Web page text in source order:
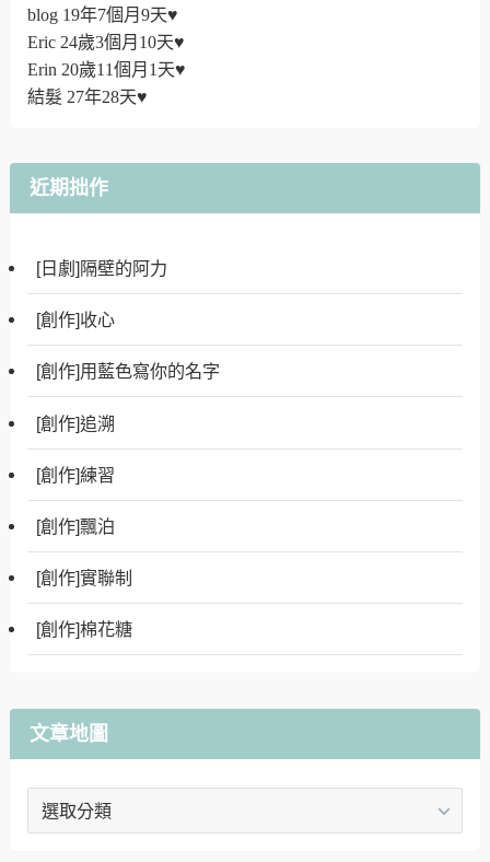
blog 19年7個月9天♥
Eric 24歲3個月10天♥
Erin 20歲11個月1天♥
結髮 27年28天♥
近期拙作
[日劇]隔壁的阿力
[創作]收心
[創作]用藍色寫你的名字
[創作]追溯
[創作]練習
[創作]飄泊
[創作]實聯制
[創作]棉花糖
文章地圖
文